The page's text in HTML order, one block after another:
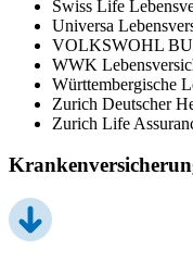
Swiss Life
Universa
VOLKSWOHL
WWK
Württembergische
Zurich Deutscher
Zurich Life